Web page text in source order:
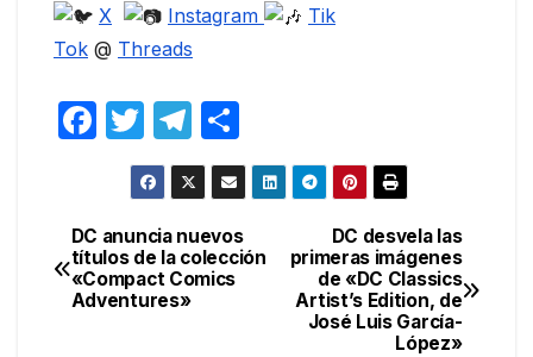
X
Instagram
Tik
Tok @ Threads
F
e
b
o
T
w
itt
er
T
el
e
gr
a
o
m
p
ar
Navegación
de
DC desvela las
primeras imágenes
de «DC Classics
Artist’s Edition, de
José Luis García-
López»
DC anuncia nuevos
títulos de la colección
«Compact Comics
Adventures»